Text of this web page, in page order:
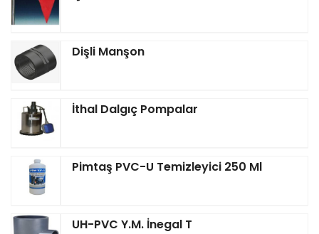
Dişli Manşon
İthal Dalgıç Pompalar
Pimtaş PVC-U Temizleyici 250 Ml
UH-PVC Y.M. İnegal T